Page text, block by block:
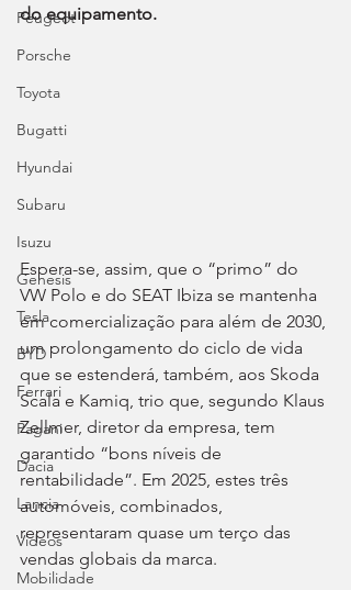
Peugeot
Porsche
Toyota
Bugatti
Hyundai
Subaru
Isuzu
Genesis
Tesla
BYD
Ferrari
Pagani
Dacia
Lancia
Videos
Mobilidade
do equipamento.
Espera-se, assim, que o “primo” do
VW Polo e do SEAT Ibiza se mantenha
em comercialização para além de 2030,
um prolongamento do ciclo de vida
que se estenderá, também, aos Skoda
Scala e Kamiq, trio que, segundo Klaus
Zellmer, diretor da empresa, tem
garantido “bons níveis de
rentabilidade”. Em 2025, estes três
automóveis, combinados,
representaram quase um terço das
vendas globais da marca.